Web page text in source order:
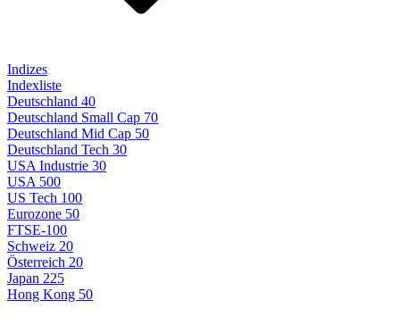
Indizes
Indexliste
Deutschland 40
Deutschland Small Cap 70
Deutschland Mid Cap 50
Deutschland Tech 30
USA Industrie 30
USA 500
US Tech 100
Eurozone 50
FTSE-100
Schweiz 20
Österreich 20
Japan 225
Hong Kong 50